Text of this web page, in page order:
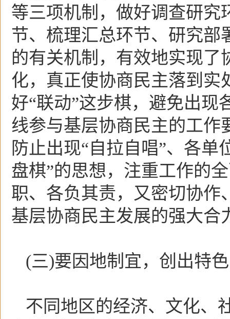
等三项机制，做好调查研究
节、梳理汇总环节、研究部
的有关机制，有效地实现
化，真正使协商民主落到实
好“联动”这步棋，避免出现
线参与基层协商民主的工作
防止出现“自拉自唱”、各
盘棋”的思想，注重工作的
职、各负其责，又密切协作
基层协商民主发展的强大合
(三)要因地制宜，创出特色
不同地区的经济、文化、